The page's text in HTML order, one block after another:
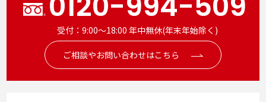
受付：9:00～18:00 年中無休(年末年始除く)
ご相談やお問い合わせはこちら